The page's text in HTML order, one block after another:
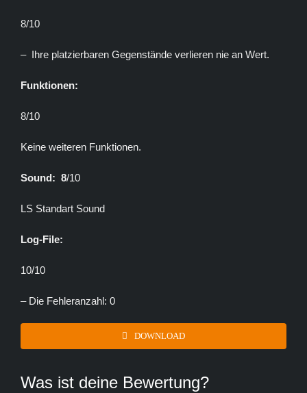
8/10
– Ihre platzierbaren Gegenstände verlieren nie an Wert.
Funktionen:
8/10
Keine weiteren Funktionen.
Sound: 8/10
LS Standart Sound
Log-File:
10/10
– Die Fehleranzahl: 0
DOWNLOAD
Was ist deine Bewertung?